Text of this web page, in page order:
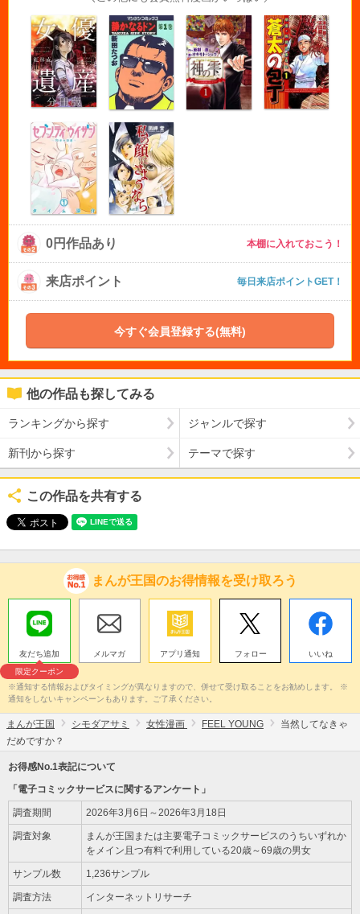
0円作品あり 本棚に入れておこう！
来店ポイント 毎日来店ポイントGET！
今すぐ会員登録する(無料)
他の作品も探してみる
ランキングから探す ジャンルで探す
新刊から探す テーマで探す
この作品を共有する
まんが王国のお得情報を受け取ろう
友だち追加
限定クーポン
メルマガ アプリ通知 フォロー いいね
※通知する情報およびタイミングが異なりますので、併せて受け取ることをお勧めします。 ※
通知をしないキャンペーンもあります。ご了承ください。
まんが王国 シモダアサミ 女性漫画 FEEL YOUNG
当然してなきゃ
だめですか？
お得感No.1表記について
「電子コミックサービスに関するアンケート」
調査期間 2026年3月6日～2026年3月18日
調査対象
まんが王国または主要電子コミックサービスのうちいずれか
をメイン且つ有料で利用している20歳～69歳の男女
サンプル数 1,236サンプル
調査方法 インターネットリサーチ